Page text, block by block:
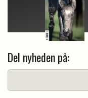
Del nyheden på: